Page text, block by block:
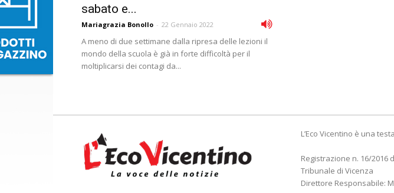
sabato e...
Mariagrazia Bonollo - 22 Gennaio 2022
A meno di due settimane dalla ripresa delle lezioni il
mondo della scuola è già in forte difficoltà per il
moltiplicarsi dei contagi da...
L’Eco Vicentino è una
Registrazione n. 16/2016
Tribunale di Vicenza
Direttore Responsabile: